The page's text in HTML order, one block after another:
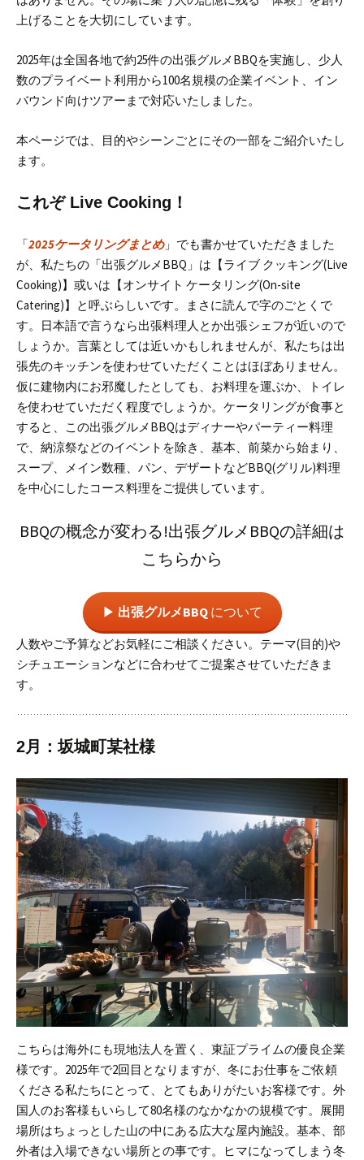
上げることを大切にしています。
2025年は全国各地で約25件の出張グルメBBQを実施し、少人
数のプライベート利用から100名規模の企業イベント、イン
バウンド向けツアーまで対応いたしました。
本ページでは、目的やシーンごとにその一部をご紹介いたし
ます。
これぞ Live Cooking！
「2025ケータリングまとめ」でも書かせていただきました
が、私たちの「出張グルメBBQ」は【ライブ クッキング(Live
Cooking)】或いは【オンサイト ケータリング(On-site
Catering)】と呼ぶらしいです。まさに読んで字のごとくで
す。
日本語で言うなら出張料理人とか出張シェフが近いので
しょうか。言葉としては近いかもしれませんが、私たちは出
張先のキッチンを使わせていただくことはほぼありません。
仮に建物内にお邪魔したとしても、お料理を運ぶか、トイレ
を使わせていただく程度でしょうか。 ケータリングが食事と
すると、この出張グルメBBQはディナーやパーティー料理
で、納涼祭などのイベントを除き、基本、前菜から始まり、
スープ、メイン数種、パン、デザートなどBBQ(グリル)料理
を中心にしたコース料理をご提供しています。
BBQの概念が変わる!出張グルメBBQの詳細は
こちらから
▶︎ 出張グルメBBQについて
人数やご予算などお気軽にご相談ください。 テーマ(目的)や
シチュエーションなどに合わせてご提案させていただきま
す。
2月：坂城町某社様
こちらは海外にも現地法人を置く、東証プライムの優良企業
様です。 2025年で2回目となりますが、冬にお仕事をご依頼
くださる私たちにとって、とてもありがたいお客様です。 外
国人のお客様もいらして80名様のなかなかの規模です。 展開
場所はちょっとした山の中にある広大な屋内施設。基本、部
外者は入場できない場所との事です。
ヒマになってしまう冬